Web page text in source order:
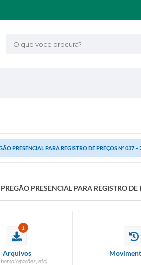
O que voce procura?
PRESENCIAL PARA REGISTRO DE PREÇOS Nº 037 –
PREGÃO PRESENCIAL PARA REGISTRO
1
Arquivos
homologações, etc)